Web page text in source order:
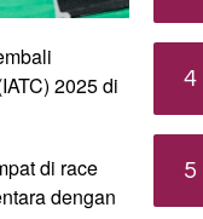
2025 di
di race
dengan
4
5